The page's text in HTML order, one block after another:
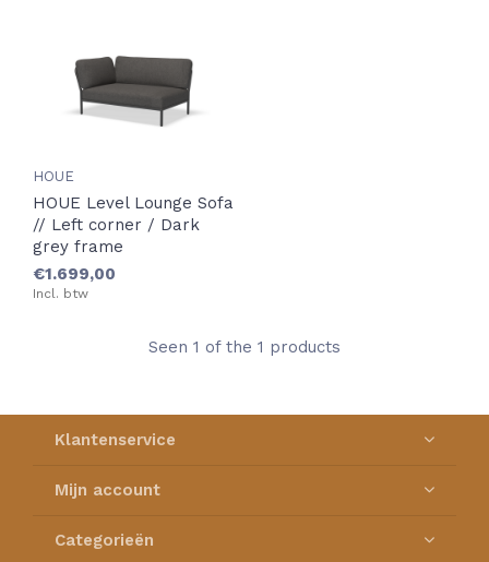
HOUE
HOUE Level Lounge Sofa
// Left corner / Dark
grey frame
€1.699,00
Incl. btw
Seen 1 of the 1 products
Klantenservice
Mijn account
Categorieën